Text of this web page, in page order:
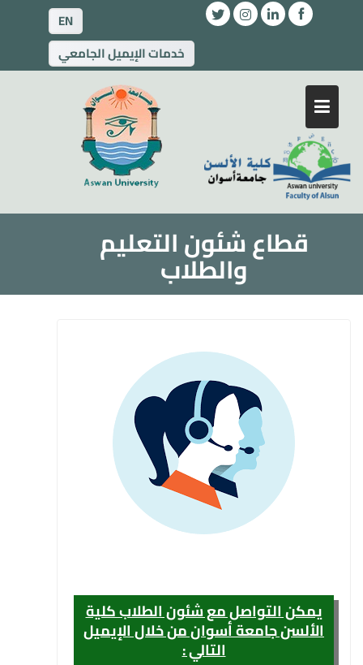
EN
خدمات الإيميل الجامعي
قطاع شئون التعليم
والطلاب
يمكن التواصل مع شئون الطلاب كلية
الألسن جامعة أسوان من خلال الإيميل
التالي :